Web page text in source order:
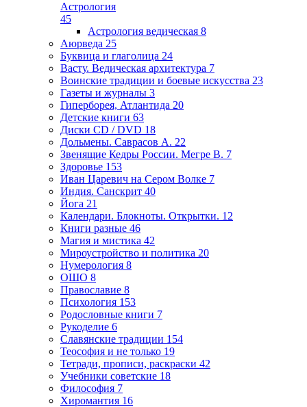
Астрология
45
Астрология ведическая 8
Аюрведа 25
Буквица и глаголица 24
Васту. Ведическая архитектура 7
Воинские традиции и боевые искусства 23
Газеты и журналы 3
Гиперборея, Атлантида 20
Детские книги 63
Диски CD / DVD 18
Дольмены. Саврасов А. 22
Звенящие Кедры России. Мегре В. 7
Здоровье 153
Иван Царевич на Сером Волке 7
Индия. Санскрит 40
Йога 21
Календари. Блокноты. Открытки. 12
Книги разные 46
Магия и мистика 42
Мироустройство и политика 20
Нумерология 8
ОШО 8
Православие 8
Психология 153
Родословные книги 7
Рукоделие 6
Славянские традиции 154
Теософия и не только 19
Тетради, прописи, раскраски 42
Учебники советские 18
Философия 7
Хиромантия 16